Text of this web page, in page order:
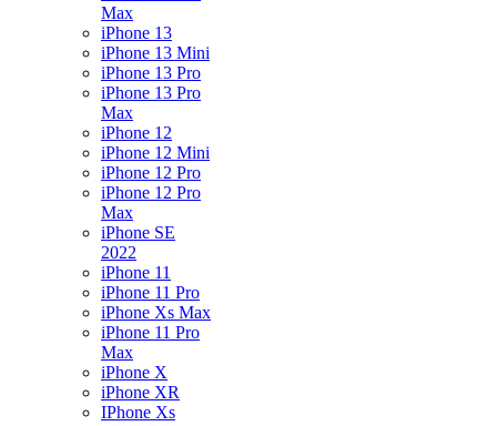
Max
iPhone 13
iPhone 13 Mini
iPhone 13 Pro
iPhone 13 Pro
Max
iPhone 12
iPhone 12 Mini
iPhone 12 Pro
iPhone 12 Pro
Max
iPhone SE
2022
iPhone 11
iPhone 11 Pro
iPhone Xs Max
iPhone 11 Pro
Max
iPhone X
iPhone XR
IPhone Xs